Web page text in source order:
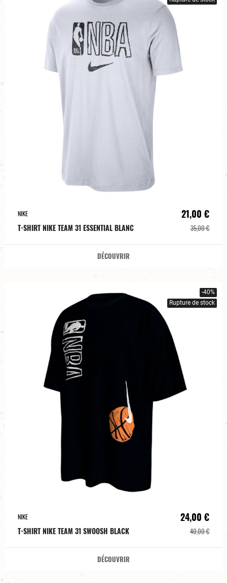
NIKE
T-SHIRT NIKE TEAM 31 ESSENTIAL BLANC
21,00 €
35,00 €
DÉCOUVRIR
-40%
Rupture de stock
NIKE
T-SHIRT NIKE TEAM 31 SWOOSH BLACK
24,00 €
40,00 €
DÉCOUVRIR